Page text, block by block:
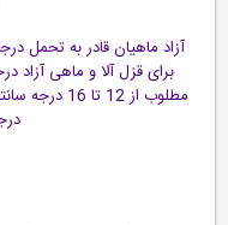
آزاد ماهیان قادر به تحمل